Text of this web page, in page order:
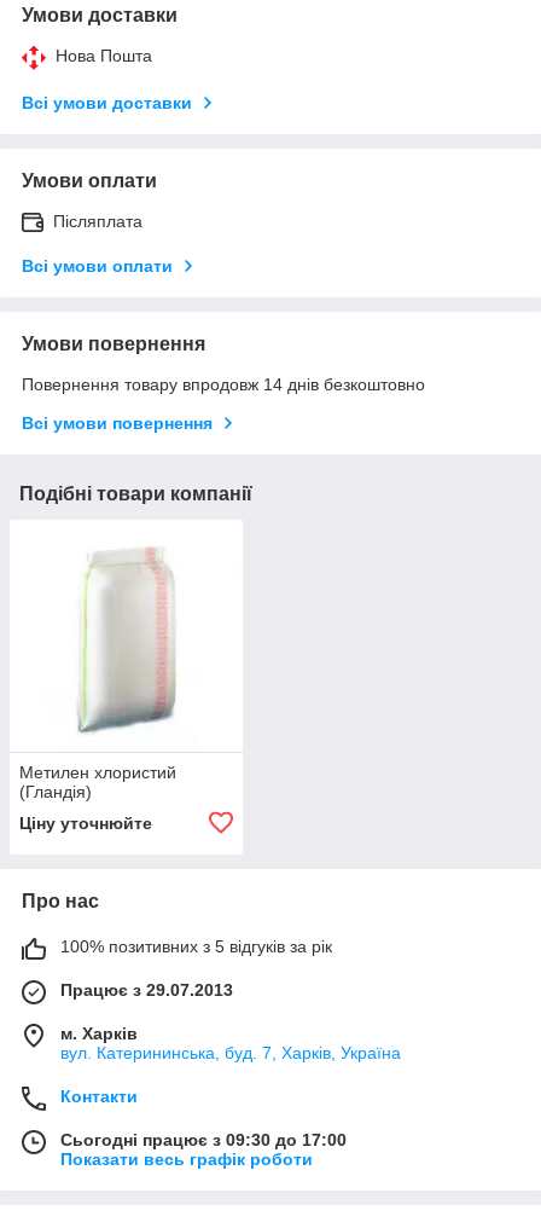
Умови доставки
Нова Пошта
Всі умови доставки
Умови оплати
Післяплата
Всі умови оплати
Умови повернення
Повернення товару впродовж 14 днів безкоштовно
Всі умови повернення
Подібні товари компанії
Метилен хлористий
(Гландія)
Ціну уточнюйте
Про нас
100% позитивних з 5 відгуків за рік
Працює з 29.07.2013
м. Харків
вул. Катерининська, буд. 7, Харків, Україна
Контакти
Сьогодні працює з 09:30 до 17:00
Показати весь графік роботи